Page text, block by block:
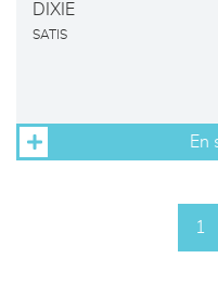
DIXIE
SATIS
En
1